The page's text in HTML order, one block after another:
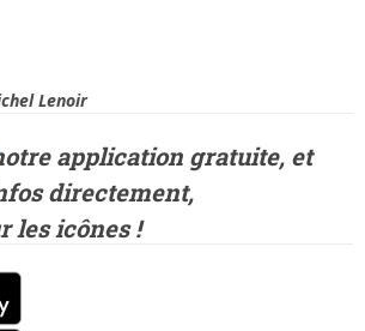
Lenoir
application gratuite, et
directement,
les icônes !